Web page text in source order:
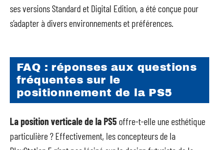
ses versions Standard et Digital Edition, a été conçue pour
s’adapter à divers environnements et préférences.
FAQ : réponses aux questions
fréquentes sur le
positionnement de la PS5
La position verticale de la PS5 offre-t-elle une esthétique
particulière ? Effectivement, les concepteurs de la